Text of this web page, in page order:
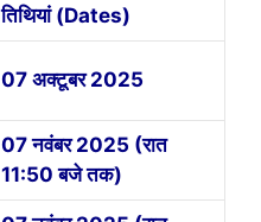
तिथियां (Dates)
07 अक्टूबर 2025
07 नवंबर 2025 (रात
11:50 बजे तक)